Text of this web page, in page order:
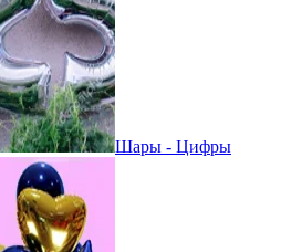
Шары - Цифры